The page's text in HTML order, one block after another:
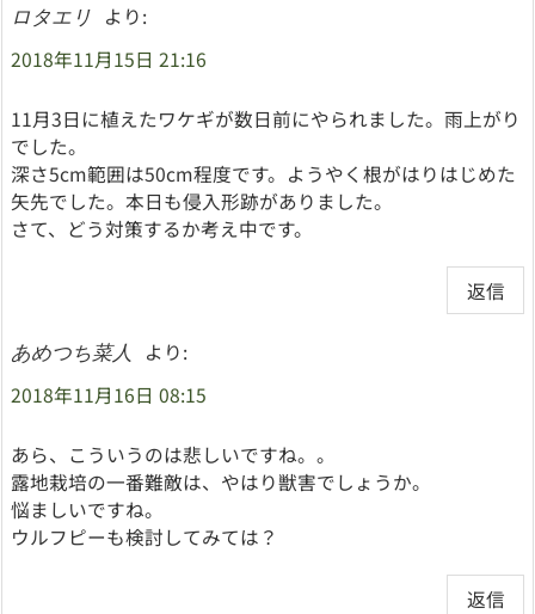
ロタエリ
より:
2018年11月15日 21:16
11月3日に植えたワケギが数日前にやられました。雨上がり
でした。
深さ5cm範囲は50cm程度です。ようやく根がはりはじめた
矢先でした。本日も侵入形跡がありました。
さて、どう対策するか考え中です。
返信
あめつち菜人
より:
2018年11月16日 08:15
あら、こういうのは悲しいですね。。
露地栽培の一番難敵は、やはり獣害でしょうか。
悩ましいですね。
ウルフピーも検討してみては？
返信